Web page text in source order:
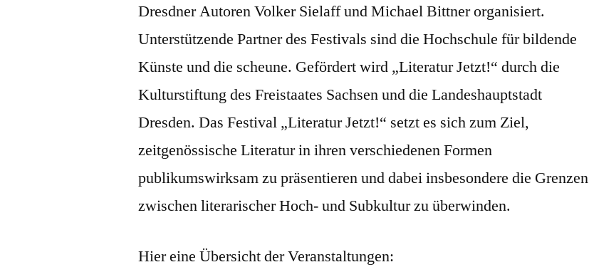
Oktober
Dresdner Autoren Volker Sielaff und Michael Bittner organisiert.
Unterstützende Partner des Festivals sind die Hochschule für bildende
Künste und die scheune. Gefördert wird „Literatur Jetzt!“ durch die
Kulturstiftung des Freistaates Sachsen und die Landeshauptstadt
Dresden. Das Festival „Literatur Jetzt!“ setzt es sich zum Ziel,
zeitgenössische Literatur in ihren verschiedenen Formen
publikumswirksam zu präsentieren und dabei insbesondere die Grenzen
zwischen literarischer Hoch- und Subkultur zu überwinden.
Hier eine Übersicht der Veranstaltungen: